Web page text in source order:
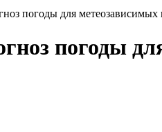
погоды для метеозависимых
погоды